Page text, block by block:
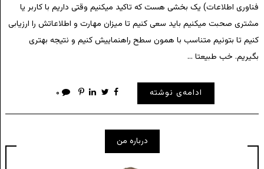
فناوری اطلاعات) یک بخشی هست که تاکید میکنیم وقتی داریم با کاربر یا
مشتری صحبت میکنیم باید سعی کنیم تا میزان مهارت و اطلاعاتش را ارزیابی
کنیم تا بتونیم متناسب با همون سطح راهنماییش کنیم و نتیجه بهتری
بگیریم. خب طبیعتا …
ادامه‌ی نوشته ۰
درباره من